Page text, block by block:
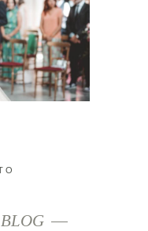
BLOG